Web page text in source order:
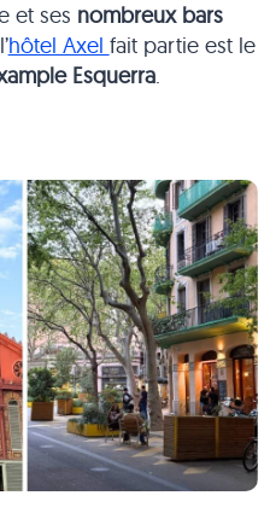
et ses nombreux bars
hôtel Axel fait partie est le
Esquerra.